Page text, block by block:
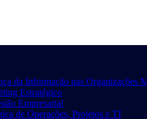
da Informação nas Organizações
Estratégico
Empresarial
de Operações, Projetos e TI